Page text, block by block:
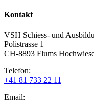
Kontakt
VSH Schiess- und
Polistrasse 1
CH-8893 Flums
Telefon:
+41 81 733 22 11
Email: